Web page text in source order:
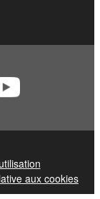
aux cookies